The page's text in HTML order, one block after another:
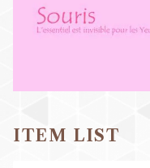
ITEM LIST